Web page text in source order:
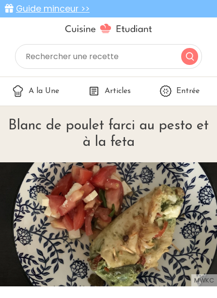
Guide minceur >>
A la Une Articles Entrée
Blanc de poulet farci au pesto et
à la feta
MWKC